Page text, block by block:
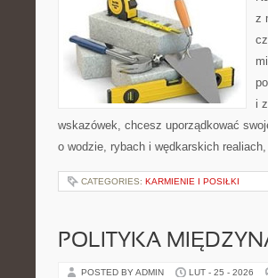
z
i
wskazówek, chcesz uporządkować
o wodzie, rybach i wędkarskich
CATEGORIES: KARMIENIE I POSIŁKI
POLITYKA
POSTED BY ADMIN LUT - 25 - 2026